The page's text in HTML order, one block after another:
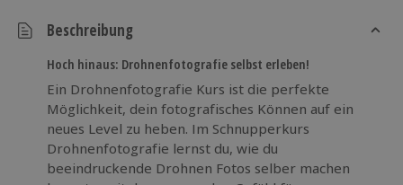
Beschreibung
Hoch hinaus: Drohnenfotografie selbst erleben!
Ein Drohnenfotografie Kurs ist die perfekte
Möglichkeit, dein fotografisches Können auf ein
neues Level zu heben. Im Schnupperkurs
Drohnenfotografie lernst du, wie du
beeindruckende Drohnen Fotos selber machen